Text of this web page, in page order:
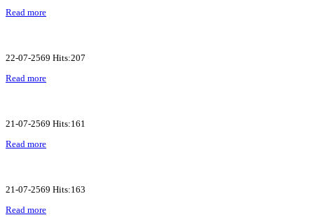
Read more
22-07-2569 Hits:207
Read more
21-07-2569 Hits:161
Read more
21-07-2569 Hits:163
Read more